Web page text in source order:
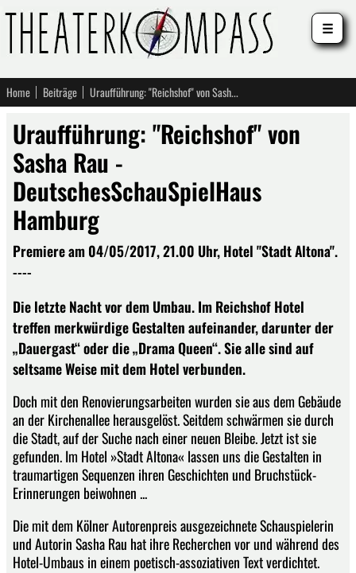
Home Beiträge Uraufführung: "Reichshof" von Sasha Rau - DeutschesSchauSpielHaus Hamburg
Uraufführung: "Reichshof" von
Sasha Rau -
DeutschesSchauSpielHaus
Hamburg
Premiere am 04/05/2017, 21.00 Uhr, Hotel "Stadt Altona".
----
Die letzte Nacht vor dem Umbau. Im Reichshof Hotel
treffen merkwürdige Gestalten aufeinander, darunter der
„Dauergast“ oder die „Drama Queen“. Sie alle sind auf
seltsame Weise mit dem Hotel verbunden.
Doch mit den Renovierungsarbeiten wurden sie aus dem Gebäude
an der Kirchenallee herausgelöst. Seitdem schwärmen sie durch
die Stadt, auf der Suche nach einer neuen Bleibe. Jetzt ist sie
gefunden. Im Hotel »Stadt Altona« lassen uns die Gestalten in
traumartigen Sequenzen ihren Geschichten und Bruchstück-
Erinnerungen beiwohnen ...
Die mit dem Kölner Autorenpreis ausgezeichnete Schauspielerin
und Autorin Sasha Rau hat ihre Recherchen vor und während des
Hotel-Umbaus in einem poetisch-assoziativen Text verdichtet.
☰